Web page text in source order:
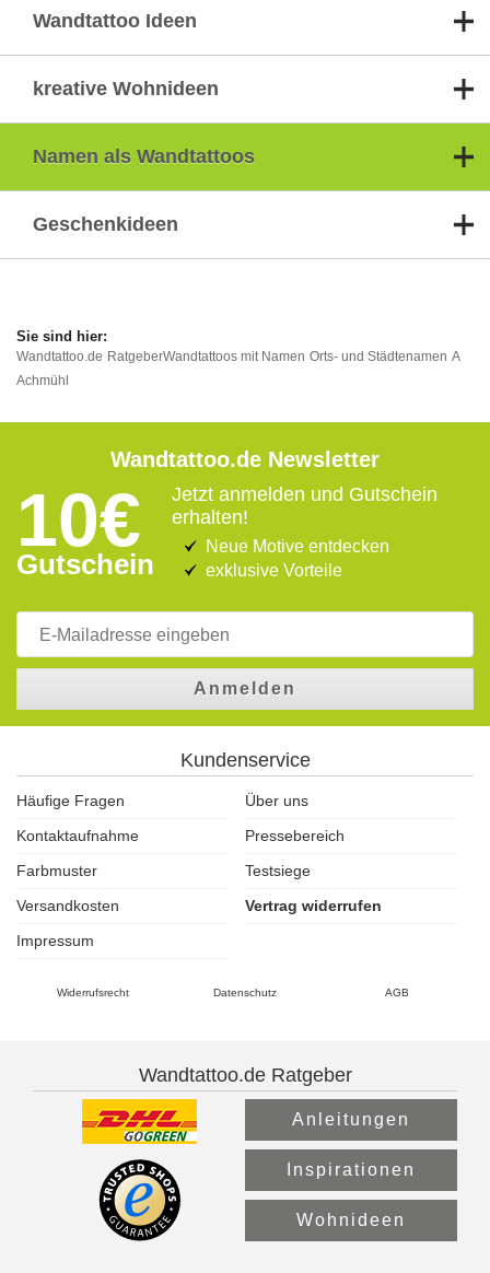
Wandtattoo Ideen
kreative Wohnideen
Namen als Wandtattoos
Geschenkideen
Wandtattoo.de RatgeberWandtattoos mit Namen Orts- und Städtenamen A
Achmühl
Wandtattoo.de Newsletter
10€
Gutschein
Jetzt anmelden und Gutschein
erhalten!
Neue Motive entdecken
exklusive Vorteile
Anmelden
Kundenservice
Häufige Fragen
Über uns
Kontaktaufnahme
Pressebereich
Farbmuster
Testsiege
Versandkosten
Vertrag widerrufen
Impressum
Widerrufsrecht Datenschutz AGB
Wandtattoo.de Ratgeber
Anleitungen
Inspirationen
Wohnideen